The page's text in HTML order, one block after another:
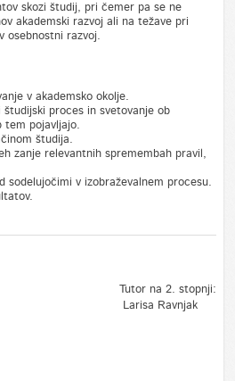
skozi študij, pri čemer pa se ne
akademski razvoj ali na težave pri
osebnostni razvoj.
v akademsko okolje.
proces in svetovanje ob
tem pojavljajo.
študija.
zanje relevantnih spremembah pravil,
sodelujočimi v izobraževalnem procesu.
Tutor na 2. stopnji:
Larisa Ravnjak